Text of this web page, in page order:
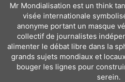
Mr Mondialisation est un think
visée internationale
anonyme portant un masque
collectif de journalistes
alimenter le débat libre dans la
grands sujets mondiaux et
bouger les lignes pour
serein.